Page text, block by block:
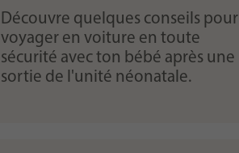
Découvre quelques conseils pour
voyager en voiture en toute
sécurité avec ton bébé après une
sortie de l'unité néonatale.